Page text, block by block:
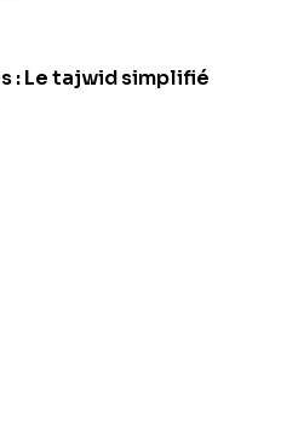
: Le tajwid simplifié